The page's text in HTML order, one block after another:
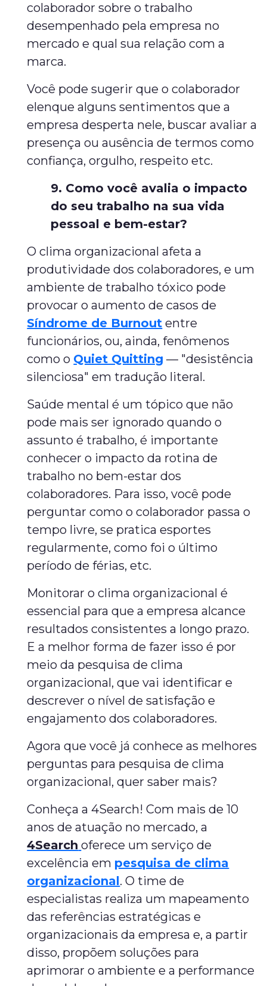
colaborador sobre o trabalho
desempenhado pela empresa no
mercado e qual sua relação com a
marca.
Você pode sugerir que o colaborador
elenque alguns sentimentos que a
empresa desperta nele, buscar avaliar a
presença ou ausência de termos como
confiança, orgulho, respeito etc.
9. Como você avalia o impacto
do seu trabalho na sua vida
pessoal e bem-estar?
O clima organizacional afeta a
produtividade dos colaboradores, e um
ambiente de trabalho tóxico pode
provocar o aumento de casos de
Síndrome de Burnout entre
funcionários, ou, ainda, fenômenos
como o Quiet Quitting — "desistência
silenciosa" em tradução literal.
Saúde mental é um tópico que não
pode mais ser ignorado quando o
assunto é trabalho, é importante
conhecer o impacto da rotina de
trabalho no bem-estar dos
colaboradores. Para isso, você pode
perguntar como o colaborador passa o
tempo livre, se pratica esportes
regularmente, como foi o último
período de férias, etc.
Monitorar o clima organizacional é
essencial para que a empresa alcance
resultados consistentes a longo prazo.
E a melhor forma de fazer isso é por
meio da pesquisa de clima
organizacional, que vai identificar e
descrever o nível de satisfação e
engajamento dos colaboradores.
Agora que você já conhece as melhores
perguntas para pesquisa de clima
organizacional, quer saber mais?
Conheça a 4Search! Com mais de 10
anos de atuação no mercado, a
4Search oferece um serviço de
excelência em pesquisa de clima
organizacional. O time de
especialistas realiza um mapeamento
das referências estratégicas e
organizacionais da empresa e, a partir
disso, propõem soluções para
aprimorar o ambiente e a performance